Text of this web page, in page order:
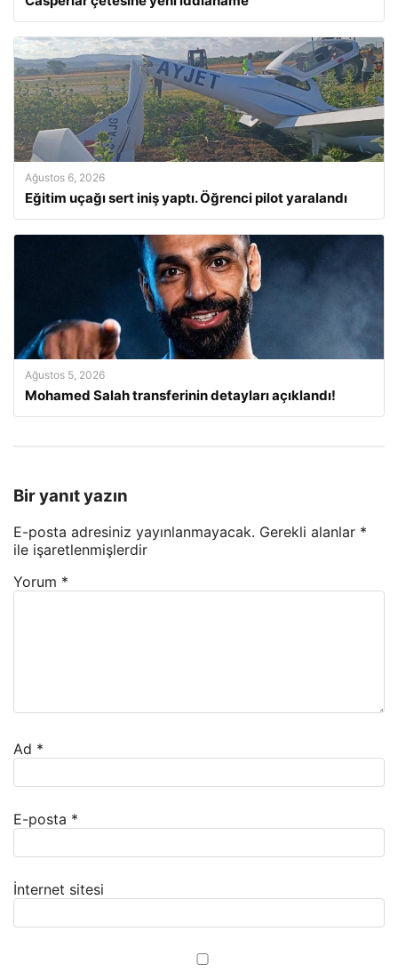
Ağustos 6, 2026
Eğitim uçağı sert iniş yaptı. Öğrenci pilot yaralandı
Ağustos 5, 2026
Mohamed Salah transferinin detayları açıklandı!
Bir yanıt yazın
E-posta adresiniz yayınlanmayacak. Gerekli alanlar *
ile işaretlenmişlerdir
Yorum *
Ad *
E-posta *
İnternet sitesi